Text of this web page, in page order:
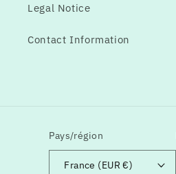
Legal Notice
Contact Information
Pays/région
France (EUR €)